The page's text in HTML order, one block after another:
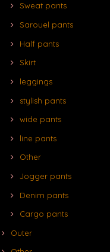
Sweat pants
Sarouel pants
Half pants
Skirt
leggings
stylish pants
wide pants
line pants
Other
Jogger pants
Denim pants
Cargo pants
Outer